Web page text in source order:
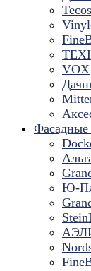
Tecos
VOX
Фасадные
Ю-